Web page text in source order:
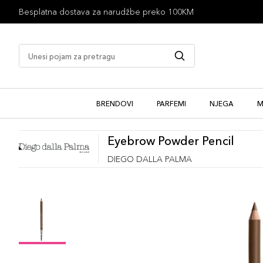
Besplatna dostava za narudžbe preko 100KM
BRENDOVI PARFEMI NJEGA
Eyebrow Powder Pencil
DIEGO DALLA PALMA